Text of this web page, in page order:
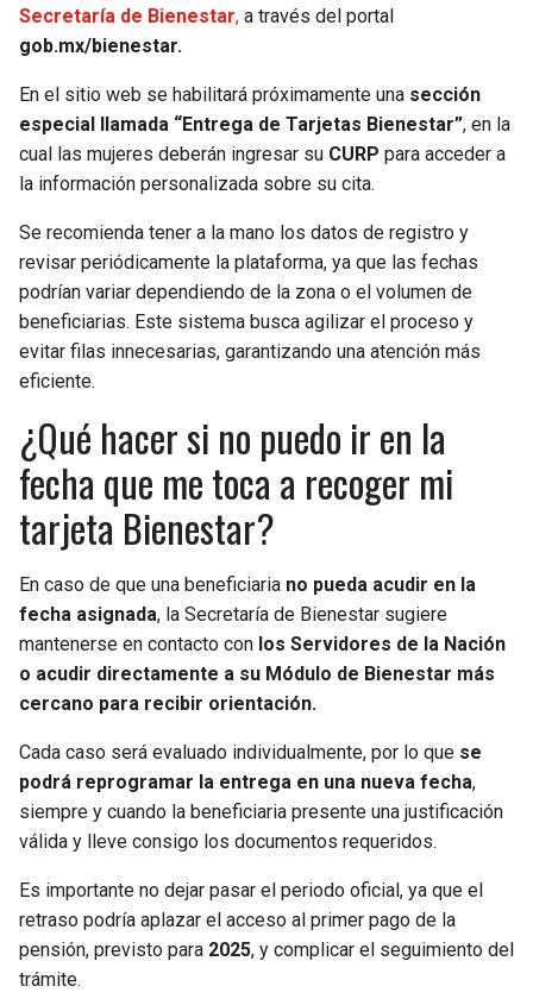
Secretaría de Bienestar, a través del portal
gob.mx/bienestar.
En el sitio web se habilitará próximamente una sección
especial llamada “Entrega de Tarjetas Bienestar”, en la
cual las mujeres deberán ingresar su CURP para acceder a
la información personalizada sobre su cita.
Se recomienda tener a la mano los datos de registro y
revisar periódicamente la plataforma, ya que las fechas
podrían variar dependiendo de la zona o el volumen de
beneficiarias. Este sistema busca agilizar el proceso y
evitar filas innecesarias, garantizando una atención más
eficiente.
¿Qué hacer si no puedo ir en la
fecha que me toca a recoger mi
tarjeta Bienestar?
En caso de que una beneficiaria no pueda acudir en la
fecha asignada, la Secretaría de Bienestar sugiere
mantenerse en contacto con los Servidores de la Nación
o acudir directamente a su Módulo de Bienestar más
cercano para recibir orientación.
Cada caso será evaluado individualmente, por lo que se
podrá reprogramar la entrega en una nueva fecha,
siempre y cuando la beneficiaria presente una justificación
válida y lleve consigo los documentos requeridos.
Es importante no dejar pasar el periodo oficial, ya que el
retraso podría aplazar el acceso al primer pago de la
pensión, previsto para 2025, y complicar el seguimiento del
trámite.